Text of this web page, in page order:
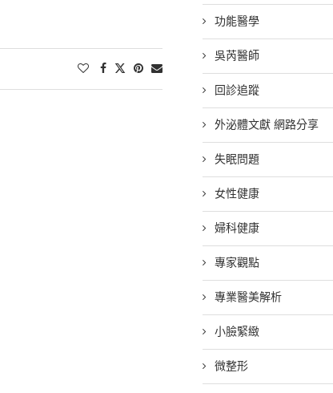
功能醫學
吳芮醫師
回診追蹤
外泌體文獻 網路分享
失眠問題
女性健康
婦科健康
專家觀點
專業醫美解析
小臉緊緻
微整形